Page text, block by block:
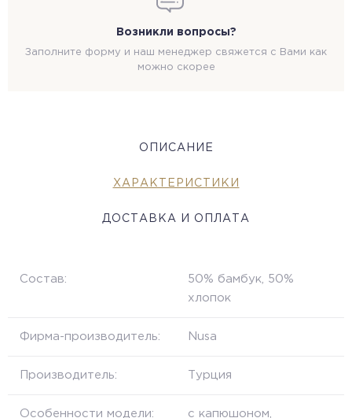
Возникли вопросы?
Заполните форму и наш менеджер свяжется с Вами как
можно скорее
ОПИСАНИЕ
ХАРАКТЕРИСТИКИ
ДОСТАВКА И ОПЛАТА
Состав:
50% бамбук, 50%
хлопок
Фирма-производитель: Nusa
Производитель: Турция
Особенности модели:
с капюшоном,